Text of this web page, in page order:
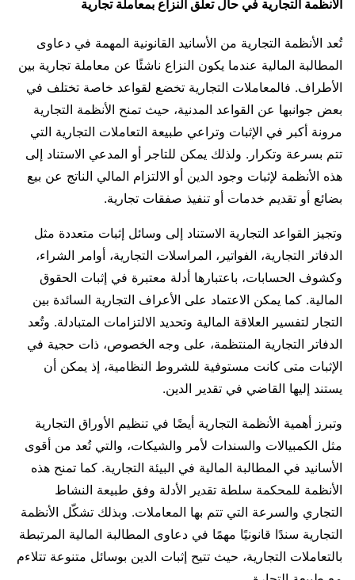
الأنظمة التجارية في حال تعلق النزاع بمعاملة تجارية
تُعد الأنظمة التجارية من الأسانيد القانونية المهمة في دعاوى
المطالبة المالية عندما يكون النزاع ناشئًا عن معاملة تجارية بين
الأطراف. فالمعاملات التجارية تخضع لقواعد خاصة تختلف في
بعض جوانبها عن القواعد المدنية، حيث تمنح الأنظمة التجارية
مرونة أكبر في الإثبات وتراعي طبيعة التعاملات التجارية التي
تتم بسرعة وتكرار. ولذلك يمكن للتاجر أو المدعي الاستناد إلى
هذه الأنظمة لإثبات وجود الدين أو الالتزام المالي الناتج عن بيع
بضائع أو تقديم خدمات أو تنفيذ صفقات تجارية.
وتجيز القواعد التجارية الاستناد إلى وسائل إثبات متعددة مثل
الدفاتر التجارية، الفواتير، المراسلات التجارية، أوامر الشراء،
وكشوف الحسابات، باعتبارها أدلة معتبرة في إثبات الحقوق
المالية. كما يمكن الاعتماد على الأعراف التجارية السائدة بين
التجار لتفسير العلاقة المالية وتحديد الالتزامات المتبادلة. وتُعد
الدفاتر التجارية المنتظمة، على وجه الخصوص، ذات حجية في
الإثبات متى كانت مستوفية للشروط النظامية، إذ يمكن أن
يستند إليها القاضي في تقدير الدين.
وتبرز أهمية الأنظمة التجارية أيضًا في تنظيم الأوراق التجارية
مثل الكمبيالات والسندات لأمر والشيكات، والتي تُعد من أقوى
الأسانيد في المطالبة المالية في البيئة التجارية. كما تمنح هذه
الأنظمة للمحكمة سلطة تقدير الأدلة وفق طبيعة النشاط
التجاري والسرعة التي تتم بها المعاملات. وبذلك تشكّل الأنظمة
التجارية سندًا قانونيًا مهمًا في دعاوى المطالبة المالية المرتبطة
بالتعاملات التجارية، حيث تتيح إثبات الدين بوسائل متنوعة تتلاءم